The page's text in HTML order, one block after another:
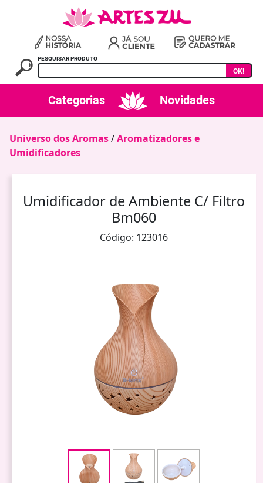
PESQUISAR PRODUTO
OK!
Categorias Novidades
Universo dos Aromas/Aromatizadores e
Umidificadores
Umidificador de Ambiente C/ Filtro
Bm060
Código: 123016